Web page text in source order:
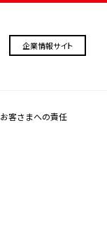
企業情報サイト
お客さまへの責任